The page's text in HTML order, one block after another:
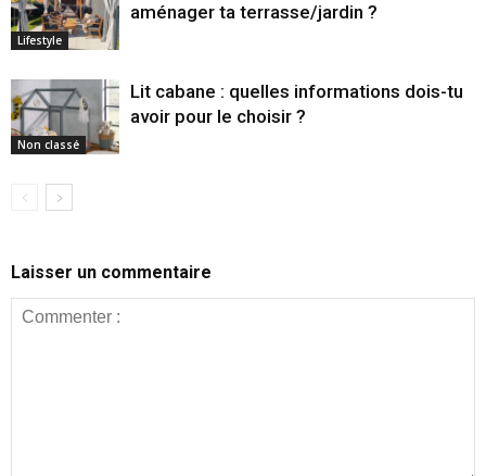
Lifestyle
aménager ta terrasse/jardin ?
Non classé
Lit cabane : quelles informations dois-tu
avoir pour le choisir ?
Laisser un commentaire